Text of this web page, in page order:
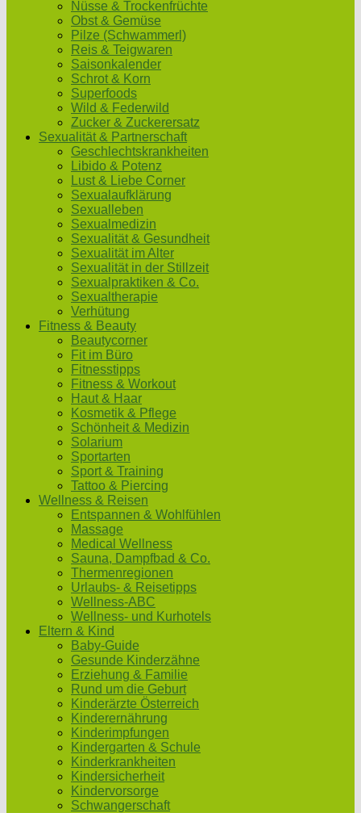
Nüsse & Trockenfrüchte
Obst & Gemüse
Pilze (Schwammerl)
Reis & Teigwaren
Saisonkalender
Schrot & Korn
Superfoods
Wild & Federwild
Zucker & Zuckerersatz
Sexualität & Partnerschaft
Geschlechtskrankheiten
Libido & Potenz
Lust & Liebe Corner
Sexualaufklärung
Sexualleben
Sexualmedizin
Sexualität & Gesundheit
Sexualität im Alter
Sexualität in der Stillzeit
Sexualpraktiken & Co.
Sexualtherapie
Verhütung
Fitness & Beauty
Beautycorner
Fit im Büro
Fitnesstipps
Fitness & Workout
Haut & Haar
Kosmetik & Pflege
Schönheit & Medizin
Solarium
Sportarten
Sport & Training
Tattoo & Piercing
Wellness & Reisen
Entspannen & Wohlfühlen
Massage
Medical Wellness
Sauna, Dampfbad & Co.
Thermenregionen
Urlaubs- & Reisetipps
Wellness-ABC
Wellness- und Kurhotels
Eltern & Kind
Baby-Guide
Gesunde Kinderzähne
Erziehung & Familie
Rund um die Geburt
Kinderärzte Österreich
Kinderernährung
Kinderimpfungen
Kindergarten & Schule
Kinderkrankheiten
Kindersicherheit
Kindervorsorge
Schwangerschaft